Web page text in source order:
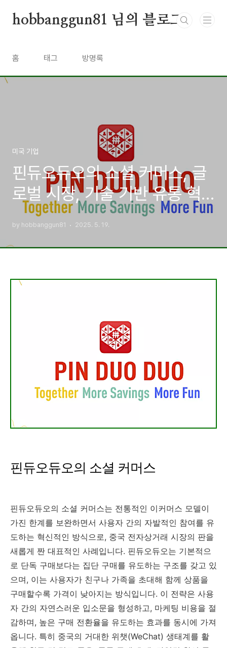
hobbanggun81 님의 블로그
홈 태그 방명록
미국 기업
핀듀오듀오의 소셜 커머스, 글
로벌 시장, 기술 기반 유통 혁
신
by hobbanggun81 2025. 5. 19.
핀듀오듀오의 소셜 커머스
핀듀오듀오의 소셜 커머스는 전통적인 이커머스 모델이
가진 한계를 보완하면서 사용자 간의 자발적인 참여를 유
도하는 혁신적인 방식으로, 중국 전자상거래 시장의 판을
새롭게 짠 대표적인 사례입니다. 핀듀오듀오는 기본적으
로 단독 구매보다는 집단 구매를 유도하는 구조를 갖고 있
으며, 이는 사용자가 친구나 가족을 초대해 함께 상품을
구매할수록 가격이 낮아지는 방식입니다. 이 전략은 사용
자 간의 자연스러운 입소문을 형성하고, 마케팅 비용을 절
감하며, 높은 구매 전환율을 유도하는 효과를 동시에 가져
옵니다. 특히 중국의 거대한 위챗(WeChat) 생태계를 활